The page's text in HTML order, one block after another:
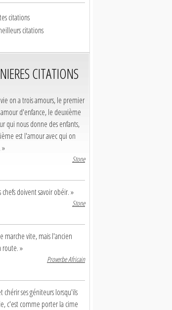
citations
citations
CITATIONS
on a trois amours, le premier
d'enfance, le deuxième
qui nous donne des enfants,
est l'amour avec qui on
»
Stone
chefs doivent savoir obéir. »
Stone
marche vite, mais l'ancien
route. »
Proverbe Africain
chérir ses géniteurs lorsqu'ils
c'est comme porter la cime